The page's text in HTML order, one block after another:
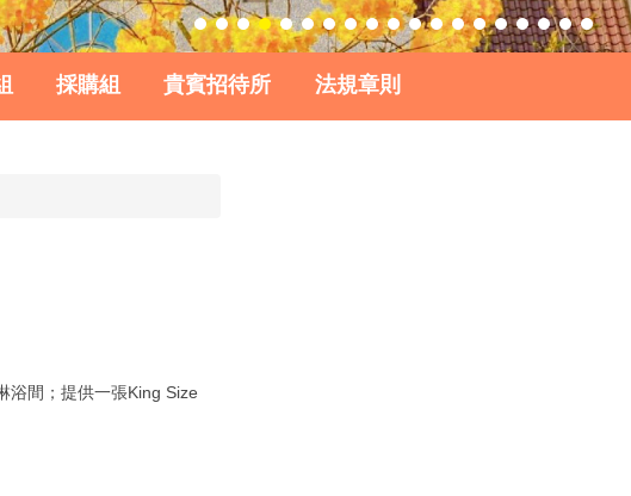
採購組 貴賓招待所 法規章則
浴間；提供一張King Size